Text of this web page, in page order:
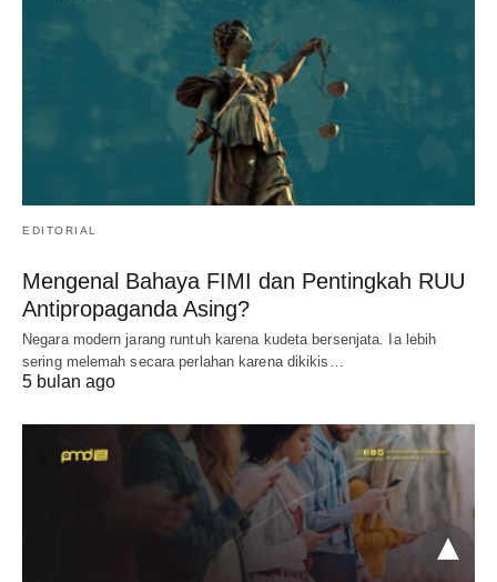
EDITORIAL
Mengenal Bahaya FIMI dan Pentingkah RUU
Antipropaganda Asing?
Negara modern jarang runtuh karena kudeta bersenjata. Ia lebih
sering melemah secara perlahan karena dikikis…
5 bulan ago